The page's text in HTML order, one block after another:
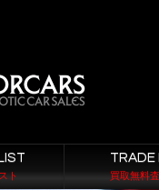
ト
TRADE
買取無料